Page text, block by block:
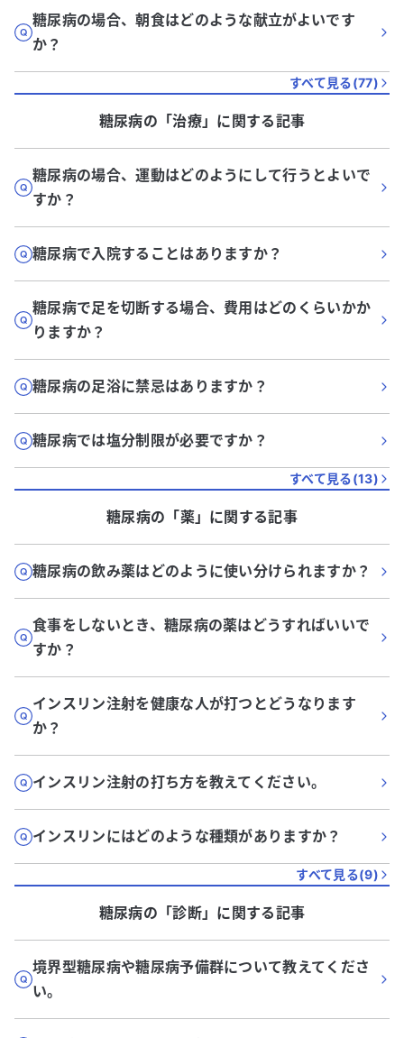
糖尿病の場合、朝食はどのような献立がよいです
か？
すべて見る(77)
糖尿病の「治療」に関する記事
糖尿病の場合、運動はどのようにして行うとよいで
すか？
糖尿病で入院することはありますか？
糖尿病で足を切断する場合、費用はどのくらいかか
りますか？
糖尿病の足浴に禁忌はありますか？
糖尿病では塩分制限が必要ですか？
すべて見る(13)
糖尿病の「薬」に関する記事
糖尿病の飲み薬はどのように使い分けられますか？
食事をしないとき、糖尿病の薬はどうすればいいで
すか？
インスリン注射を健康な人が打つとどうなります
か？
インスリン注射の打ち方を教えてください。
インスリンにはどのような種類がありますか？
すべて見る(9)
糖尿病の「診断」に関する記事
境界型糖尿病や糖尿病予備群について教えてくださ
い。